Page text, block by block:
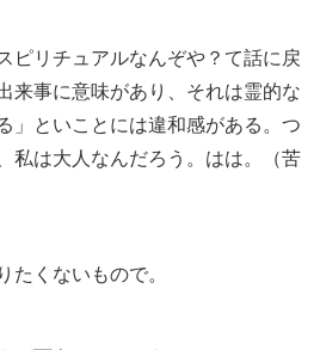
ピリチュアルなんぞや？て話に戻
来事に意味があり、それは霊的な
」といことには違和感がある。つ
私は大人なんだろう。はは。（苦
たくないもので。